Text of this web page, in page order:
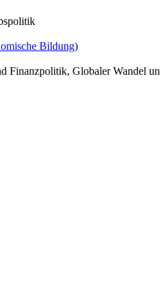
Bildung)
Finanzpolitik, Globaler Wandel